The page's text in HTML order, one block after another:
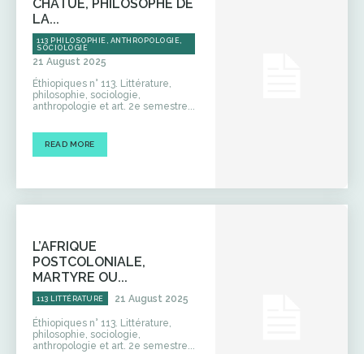
CHATUÉ, PHILOSOPHE DE
LA...
113 PHILOSOPHIE, ANTHROPOLOGIE,
SOCIOLOGIE
21 August 2025
Éthiopiques n° 113. Littérature,
philosophie, sociologie,
anthropologie et art. 2e semestre...
READ MORE
L’AFRIQUE
POSTCOLONIALE,
MARTYRE OU...
113 LITTÉRATURE 21 August 2025
Éthiopiques n° 113. Littérature,
philosophie, sociologie,
anthropologie et art. 2e semestre...